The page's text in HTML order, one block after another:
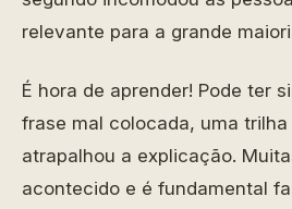
relevante para a grande
É hora de aprender! Pode ter
frase mal colocada, uma trilha
atrapalhou a explicação.
acontecido e é fundamental